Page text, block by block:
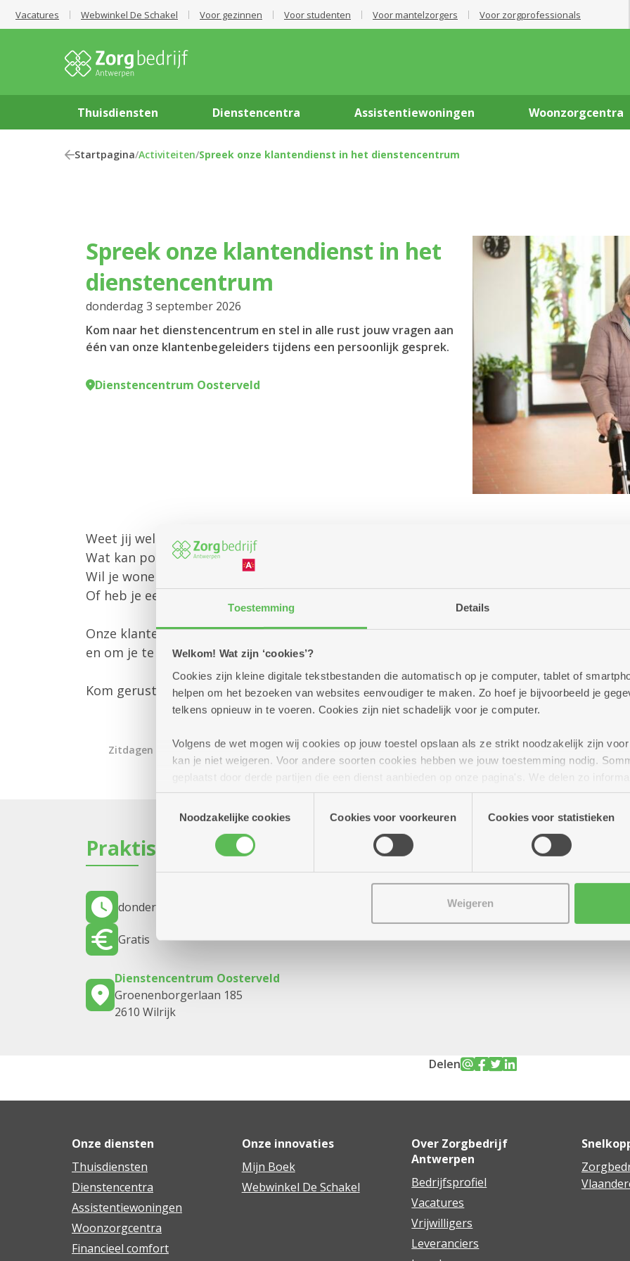
Toestemming Details
Welkom! Wat zijn ‘cookies’?
Cookies zijn kleine digitale tekstbestanden die automatisch op je computer, tablet of
helpen om het bezoeken van websites eenvoudiger te maken. Zo hoef je bijvoorbeeld je
telkens opnieuw in te voeren. Cookies zijn niet schadelijk voor je computer.
Volgens de wet mogen wij cookies op jouw toestel opslaan als ze strikt noodzakelijk zijn
kan je niet weigeren. Voor andere soorten cookies hebben we jouw toestemming nodig.
geplaatst door derde partijen die een dienst aanbieden op onze pagina's. We delen zo
(geanonimiseerd) gebruik van onze site voor social media, advertenties en analyse. Deze
Noodzakelijke cookies
Cookies voor voorkeuren Cookies voor statistieken
Weigeren
Vacatures Webwinkel De Schakel Voor gezinnen Voor studenten Voor mantelzorgers Voor zorgprofessionals
Thuisdiensten Dienstencentra Assistentiewoningen Woonzorgcentra
Startpagina/Activiteiten/Spreek onze klantendienst in het dienstencentrum
Spreek onze klantendienst in het
dienstencentrum
donderdag 3 september 2026
Kom naar het dienstencentrum en stel in alle rust jouw vragen aan
één van onze klantenbegeleiders tijdens een persoonlijk gesprek.
Dienstencentrum Oosterveld
Weet jij welke diensten Zorgbedrijf Antwerpen aanbiedt?
Wat kan poetshulp of gezinszorg voor jou betekenen?
Wil je wonen in een assistentiewoning of woonzorgcentrum?
Of heb je een andere vraag?
Onze klantenbegeleider is er om jou persoonlijk te helpen met al jouw vragen rond
en om je te informeren over alle mogelijkheden die we aanbieden.
Kom gerust langs – we helpen je graag verder!
Zitdagen klantendienst
Praktisch
donderdag 3 september 2026
Gratis
Dienstencentrum Oosterveld
Groenenborgerlaan 185
2610 Wilrijk
Delen
Onze diensten
Thuisdiensten
Dienstencentra
Assistentiewoningen
Woonzorgcentra
Financieel comfort
Onze innovaties
Mijn Boek
Webwinkel De Schakel
Over Zorgbedrijf
Antwerpen
Bedrijfsprofiel
Vacatures
Vrijwilligers
Leveranciers